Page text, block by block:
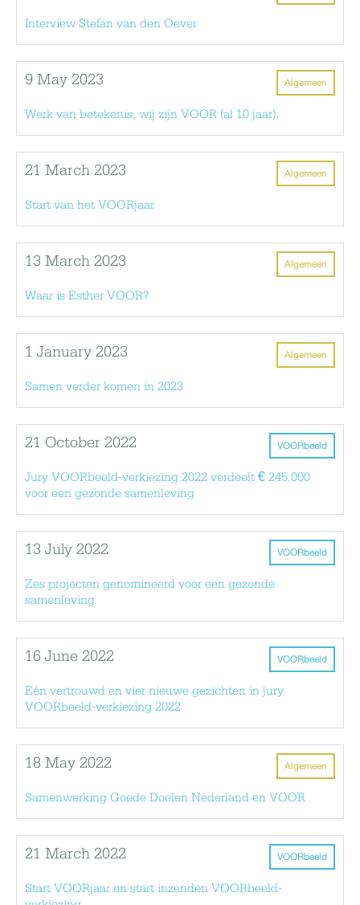
Interview Stefan van den Oever
Algemeen
9 May 2023
Werk van betekenis, wij zijn VOOR (al 10 jaar).
Algemeen
21 March 2023
Start van het VOORjaar
Algemeen
13 March 2023
Waar is Esther VOOR?
Algemeen
1 January 2023
Samen verder komen in 2023
VOORbeeld
21 October 2022
Jury VOORbeeld-verkiezing 2022 verdeelt € 245.000
voor een gezonde samenleving
VOORbeeld
13 July 2022
Zes projecten genomineerd voor een gezonde
samenleving
VOORbeeld
16 June 2022
Eén vertrouwd en vier nieuwe gezichten in jury
VOORbeeld-verkiezing 2022
Algemeen
18 May 2022
Samenwerking Goede Doelen Nederland en VOOR
VOORbeeld
21 March 2022
Start VOORjaar en start inzenden VOORbeeld-